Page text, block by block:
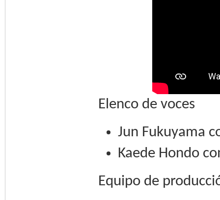
Elenco de voces
Jun Fukuyama
Kaede Hondo
Equipo de